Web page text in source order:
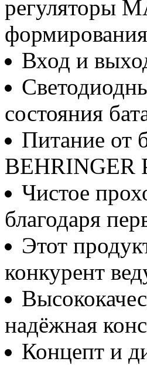
регуляторы
Вход и
состояния
Питание от
BEHRINGER
Чистое
благодаря
Этот
конкурент
надёжная
Концепт и